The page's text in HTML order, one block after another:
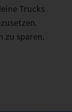
Trucks
zu sparen.